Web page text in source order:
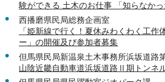
験ができる 土木のお仕事 「知らなか
西播磨県民局総務企画室
「姫新線で行く！夏休みわくわく工作
ー」の開催及び参加者募集
但馬県民局新温泉土木事務所浜坂道路
山陰近畿自動車道浜坂道路Ⅱ期トンネ